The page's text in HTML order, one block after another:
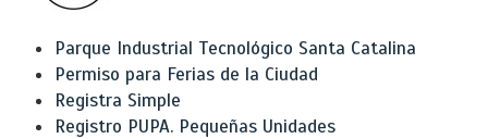
Parque Industrial Tecnológico Santa Catalina
Permiso para Ferias de la Ciudad
Registra Simple
Registro PUPA. Pequeñas Unidades